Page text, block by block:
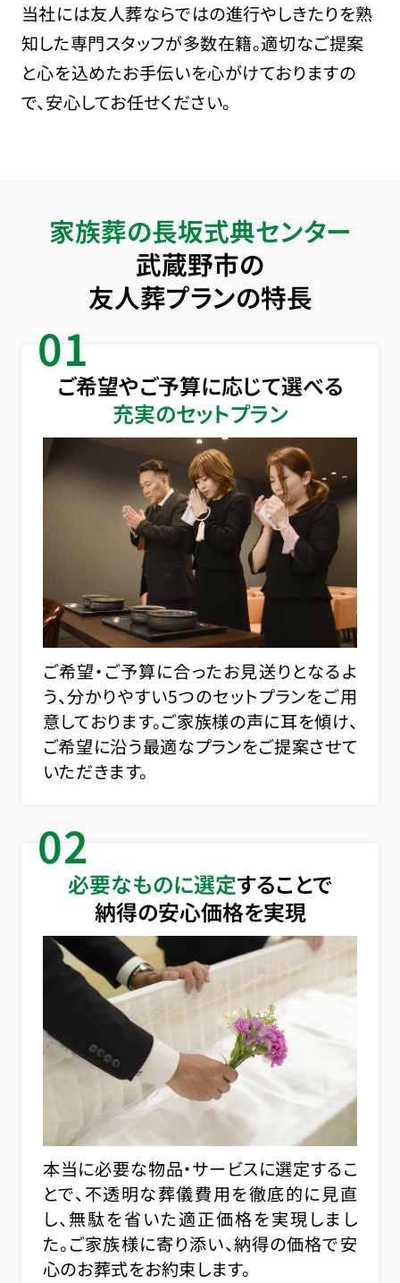
当社には友人葬ならではの進行やしきたりを熟
知した専門スタッフが多数在籍。適切なご提案
と心を込めたお手伝いを心がけておりますの
で、安心してお任せください。
家族葬の長坂式典センター
武蔵野市の
友人葬プランの特長
01
ご希望やご予算に応じて選べる
充実のセットプラン
ご希望・ご予算に合ったお見送りとなるよ
う、分かりやすい5つのセットプランをご用
意しております。ご家族様の声に耳を傾け、
ご希望に沿う最適なプランをご提案させて
いただきます。
02
必要なものに選定することで
納得の安心価格を実現
本当に必要な物品・サービスに選定するこ
とで、不透明な葬儀費用を徹底的に見直
し、無駄を省いた適正価格を実現しまし
た。ご家族様に寄り添い、納得の価格で安
心のお葬式をお約束します。